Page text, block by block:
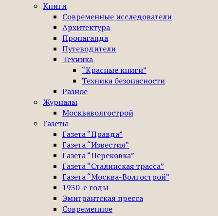
Книги
Современные исследователи
Архитектура
Пропаганда
Путеводители
Техника
“Красные книги”
Техника безопасности
Разное
Журналы
Москваволгострой
Газеты
Газета “Правда”
Газета “Известия”
Газета “Перековка”
Газета “Сталинская трасса”
Газета “Москва-Волгострой”
1930-е годы
Эмигрантская пресса
Современное